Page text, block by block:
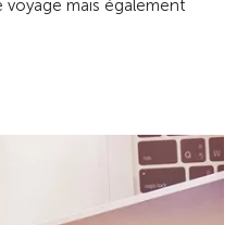
mais également